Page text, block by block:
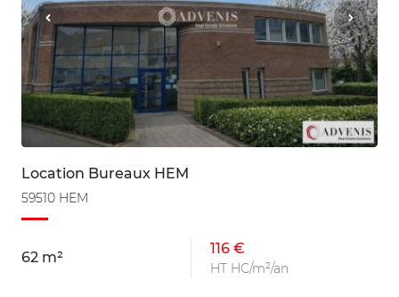
Location Bureaux HEM
59510 HEM
62 m²
116 €
HT HC/m²/an